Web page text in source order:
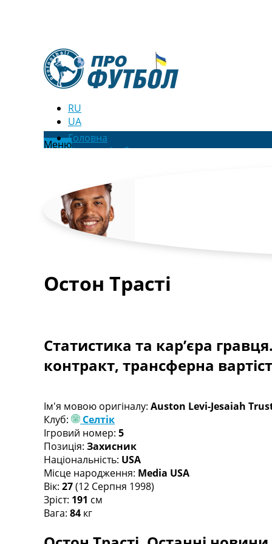
RU
UA
МенюГоловна
Новини футболу
Футбольні трансфери
Останні коментарі
Конкурс прогнозів
Логін
Турніри
Чемпіонат Світу
Англія. Прем’єр-Ліга
Іспанія. Ла Ліга
Ще Турніри >>>
Чемпіонат Світу. Турнирні таблиці
Таблиця УПЛ
Перша Ліга
Таблиця АПЛ
Таблиця Ла Ліги
Таблиця Ліги Чемпіонів
Всі таблиці >>>
Рейтинги
Рейтинг ФІФА
Остон Трасті
Статистика та кар’єра
контракт, трансферна
Ім'я мовою оригіналу: Auston Levi-Jesaiah
Клуб:
Селтік
Ігровий номер: 5
Позиція: Захисник
Національність: USA
Місце народження: Media USA
Вік: 27(12 Серпня 1998)
Зріст: 191 см
Вага: 84 кг